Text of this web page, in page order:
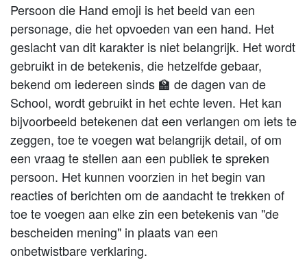
Persoon die Hand emoji is het beeld van een
personage, die het opvoeden van een hand. Het
geslacht van dit karakter is niet belangrijk. Het wordt
gebruikt in de betekenis, die hetzelfde gebaar,
bekend om iedereen sinds 🏫 de dagen van de
School, wordt gebruikt in het echte leven. Het kan
bijvoorbeeld betekenen dat een verlangen om iets te
zeggen, toe te voegen wat belangrijk detail, of om
een vraag te stellen aan een publiek te spreken
persoon. Het kunnen voorzien in het begin van
reacties of berichten om de aandacht te trekken of
toe te voegen aan elke zin een betekenis van "de
bescheiden mening" in plaats van een
onbetwistbare verklaring.